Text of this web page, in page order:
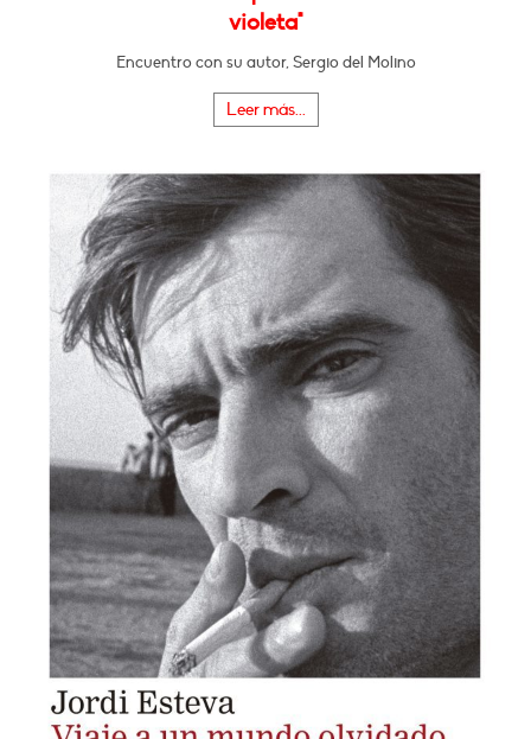
violeta"
Encuentro con su autor, Sergio del Molino
Leer más...